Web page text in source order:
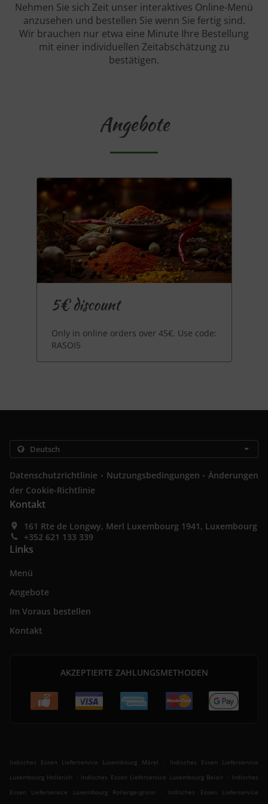
Nehmen Sie sich Zeit unser interaktives Online-Menü
anzusehen und bestellen Sie wenn Sie fertig sind.
Wir brauchen nur etwa eine Minute Ihre Bestellung
mit einer individuellen Zeitabschätzung zu
bestätigen.
Angebote
5€ discount
Only in online orders over 45€. Use code:
RASOI5
Datenschutzrichtlinie . Nutzungsbedingungen . Änderungen
der Cookie-Richtlinie
Kontakt
161 Rte de Longwy, Merl Luxembourg 1941, Luxembourg
+352 621 133 339
Links
Menü
Angebote
Im Voraus bestellen
Kontakt
AKZEPTIERTE ZAHLUNGSMETHODEN
Indisches Essen Lieferservice Luxembourg Märel .
Indisches Essen Lieferservice
Luxembourg Hollerich
. Indisches Essen Lieferservice Luxembourg Belair . Indisches
Essen Lieferservice Luxembourg Rollengergronn
.
Indisches Essen Lieferservice